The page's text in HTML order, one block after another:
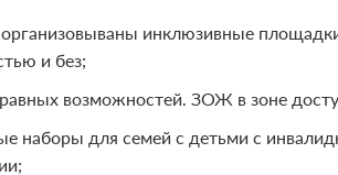
инклюзивные
и без;
возможностей. ЗОЖ в зоне
наборы для семей с детьми с